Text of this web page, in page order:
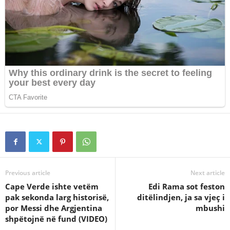
Previous article
Cape Verde ishte vetëm
pak sekonda larg historisë,
por Messi dhe Argjentina
shpëtojnë në fund (VIDEO)
Next article
Edi Rama sot feston
ditëlindjen, ja sa vjeç i
mbushi